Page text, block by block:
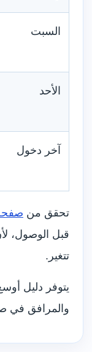
السبت
الأحد
آخر دخول
تحقق من
قبل الوصول،
تتغير.
يتوفر دليل
والمرافق في